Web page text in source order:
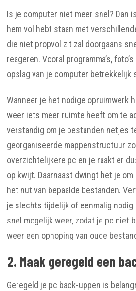
Is je computer niet meer snel? Dan
hem vol hebt staan met
die niet propvol zit zal doorgaans
reageren. Vooral programma’s,
opslag van je computer betrekkelijk
Wanneer je het nodige opruimwerk
weer iets meer ruimte heeft om te
verstandig om je bestanden netjes
georganiseerde mappenstructuur
overzichtelijkere pc en je raakt er
op kwijt. Daarnaast dwingt het je om
het nut van bepaalde bestanden.
je slechts tijdelijk of eenmalig nodig
snel mogelijk weer, zodat je pc niet
weer een ophoping van oude
2. Maak geregeld een
Geregeld je pc back-uppen is